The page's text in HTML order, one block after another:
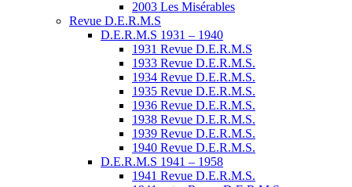
2003 Les Misérables
Revue D.E.R.M.S
D.E.R.M.S 1931 – 1940
1931 Revue D.E.R.M.S
1933 Revue D.E.R.M.S.
1934 Revue D.E.R.M.S.
1935 Revue D.E.R.M.S.
1936 Revue D.E.R.M.S.
1938 Revue D.E.R.M.S.
1939 Revue D.E.R.M.S.
1940 Revue D.E.R.M.S.
D.E.R.M.S 1941 – 1958
1941 Revue D.E.R.M.S.